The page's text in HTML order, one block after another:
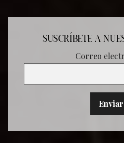
SUSCRÍBETE A
Correo